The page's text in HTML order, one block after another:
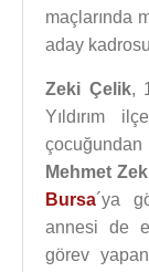
maçlarında
aday
Zeki Çelik,
Yıldırım
çocuğundan
Mehmet
Bursa´ya
annesi de
görev